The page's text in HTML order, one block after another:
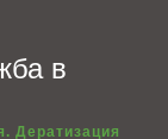
в
Дератизация